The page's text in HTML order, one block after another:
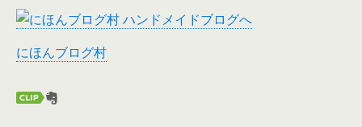
にほんブログ村